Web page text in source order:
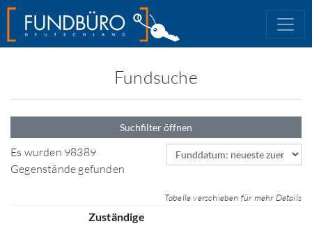
Fundsuche
Suchfilter öffnen
Es wurden 98389
Gegenstände gefunden
Sortierfeld
Tabelle verschieben für mehr Details
Zuständige